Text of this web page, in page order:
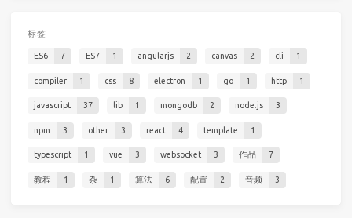
标签
ES6 7 ES7 1 angularjs 2 canvas 2 cli 1
compiler 1 css 8 electron 1 go 1 http 1
javascript 37 lib 1 mongodb 2 node.js 3
npm 3 other 3 react 4 template 1
typescript 1 vue 3 websocket 3 作品 7
教程 1 杂 1 算法 6 配置 2 音频 3